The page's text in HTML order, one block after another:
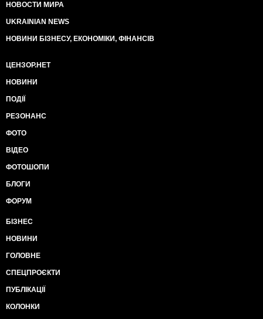
НОВОСТИ МИРА
UKRAINIAN NEWS
НОВИНИ БІЗНЕСУ, ЕКОНОМІКИ, ФІНАНСІВ
ЦЕНЗОР.НЕТ
НОВИНИ
ПОДІЇ
РЕЗОНАНС
ФОТО
ВІДЕО
ФОТОШОПИ
БЛОГИ
ФОРУМ
БІЗНЕС
НОВИНИ
ГОЛОВНЕ
СПЕЦПРОЄКТИ
ПУБЛІКАЦІЇ
КОЛОНКИ